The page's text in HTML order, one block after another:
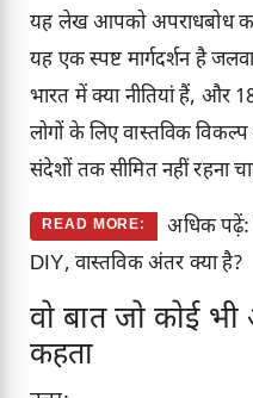
यह लेख आपको अपराधबोध
यह एक स्पष्ट मार्गदर्शन है
भारत में क्या नीतियां हैं,
लोगों के लिए वास्तविक
संदेशों तक सीमित नहीं रहना
READ MORE:
अधिक पढ़ें:
DIY, वास्तविक अंतर क्या है?
वो बात जो कोई
कहता